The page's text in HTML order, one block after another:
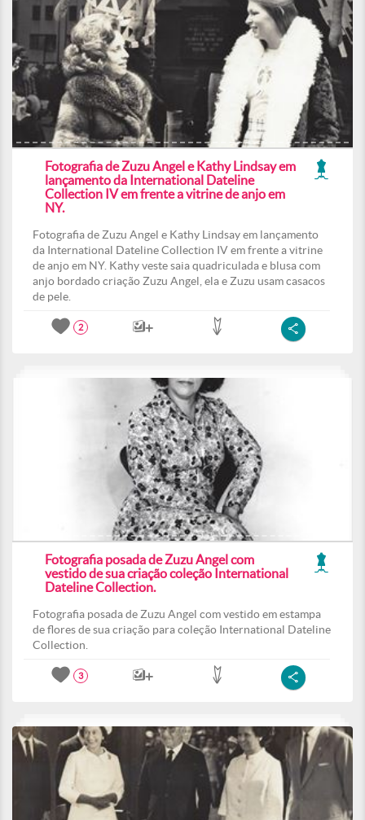
Fotografia de Zuzu Angel e Kathy Lindsay em
lançamento da International Dateline
Collection IV em frente a vitrine de anjo em
NY.
Fotografia de Zuzu Angel e Kathy Lindsay em lançamento
da International Dateline Collection IV em frente a vitrine
de anjo em NY. Kathy veste saia quadriculada e blusa com
anjo bordado criação Zuzu Angel, ela e Zuzu usam casacos
de pele.
2
Fotografia posada de Zuzu Angel com
vestido de sua criação coleção International
Dateline Collection.
Fotografia posada de Zuzu Angel com vestido em estampa
de flores de sua criação para coleção International Dateline
Collection.
3